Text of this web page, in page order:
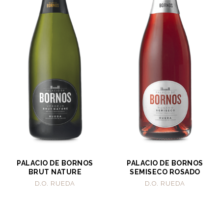
PALACIO DE BORNOS
BRUT NATURE
D.O. RUEDA
PALACIO DE BORNOS
SEMISECO ROSADO
D.O. RUEDA